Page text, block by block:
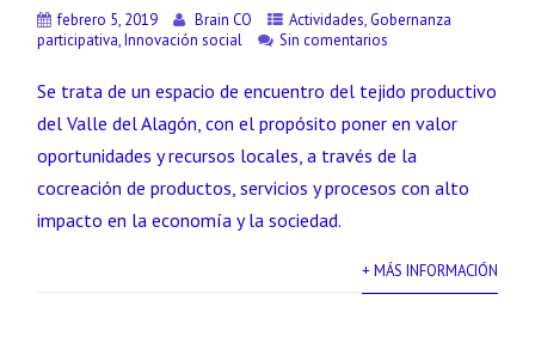
febrero 5, 2019 Brain CO Actividades,Gobernanza
participativa,Innovación social Sin comentarios
Se trata de un espacio de encuentro del tejido productivo
del Valle del Alagón, con el propósito poner en valor
oportunidades y recursos locales, a través de la
cocreación de productos, servicios y procesos con alto
impacto en la economía y la sociedad.
+ MÁS INFORMACIÓN